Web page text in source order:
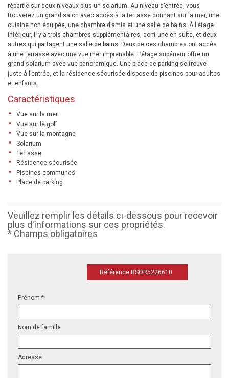
répartie sur deux niveaux plus un solarium. Au niveau d’entrée, vous
trouverez un grand salon avec accès à la terrasse donnant sur la mer, une
cuisine non équipée, une chambre d’amis et une salle de bains. À l’étage
inférieur, il y a trois chambres supplémentaires, dont une en suite, et deux
autres qui partagent une salle de bains. Deux de ces chambres ont accès
à une terrasse avec une vue mer imprenable. L’étage supérieur offre un
grand solarium avec vue panoramique. Une place de parking se trouve
juste à l’entrée, et la résidence sécurisée dispose de piscines pour adultes
et enfants.
Caractéristiques
Vue sur la mer
Vue sur le golf
Vue sur la montagne
Solarium
Terrasse
Résidence sécurisée
Piscines communes
Place de parking
Veuillez remplir les détails ci-dessous pour recevoir
plus d'informations sur ces propriétés.
* Champs obligatoires
Référence RSOR5226610
Prénom *
Nom de famille
Adresse